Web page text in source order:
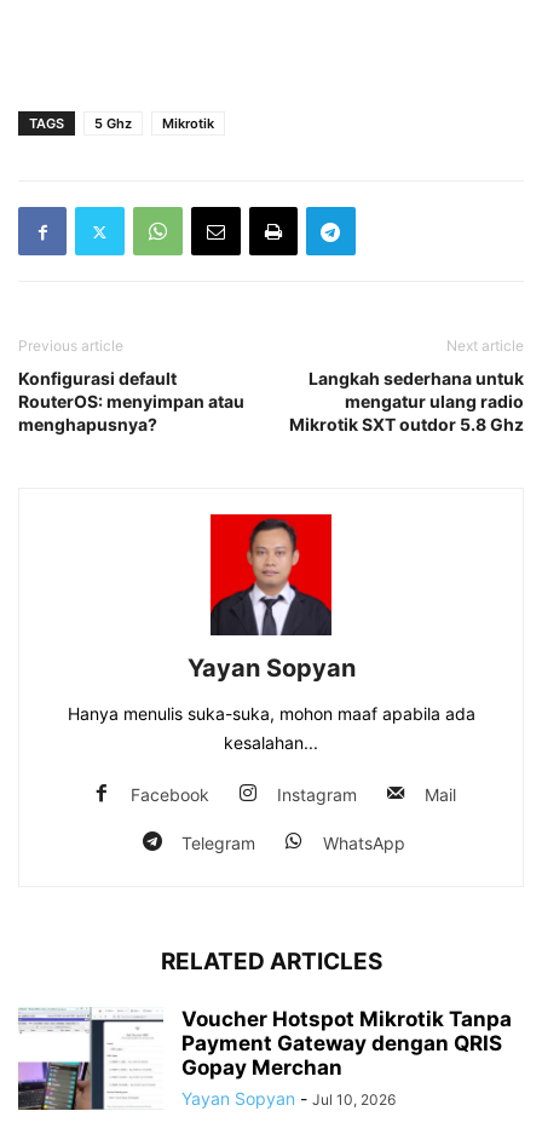
TAGS 5 Ghz Mikrotik
Previous article
Konfigurasi default
RouterOS: menyimpan atau
menghapusnya?
Next article
Langkah sederhana untuk
mengatur ulang radio
Mikrotik SXT outdor 5.8 Ghz
Yayan Sopyan
Hanya menulis suka-suka, mohon maaf apabila ada
kesalahan...
Facebook Instagram Mail
Telegram WhatsApp
RELATED ARTICLES
Voucher Hotspot Mikrotik Tanpa
Payment Gateway dengan QRIS
Gopay Merchan
Yayan Sopyan - Jul 10, 2026